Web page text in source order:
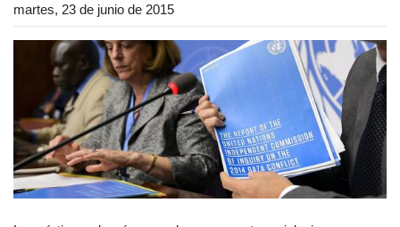
martes, 23 de junio de 2015